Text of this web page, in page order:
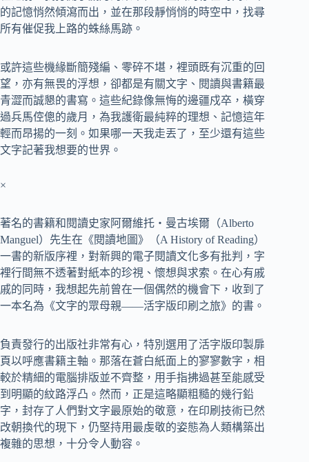
的記憶悄然傾瀉而出，並在那段靜悄悄的時空中，找尋
所有催促我上路的蛛絲馬跡。
或許這些機緣斷簡殘編、零碎不堪，裡頭既有沉重的回
望，亦有無畏的浮想，卻都是有關文字、閱讀與書籍最
青澀而誠懇的書寫。這些紀錄像無悔的邊疆戍卒，橫穿
過兵馬倥傯的歲月，為我護衛最純粹的理想、記憶這年
輕而昂揚的一刻。如果哪一天我走丟了，至少還有這些
文字記著我想要的世界。
×
著名的書籍和閱讀史家阿爾維托‧曼古埃爾（Alberto
Manguel）先生在《閱讀地圖》（A History of Reading）
一書的新版序裡，對新興的電子閱讀文化多有批判，字
裡行間無不透著對紙本的珍視、懷想與求索。在心有戚
戚的同時，我想起先前曾在一個偶然的機會下，收到了
一本名為《文字的眾母親——活字版印刷之旅》的書。
負責發行的出版社非常有心，特別選用了活字版印製扉
頁以呼應書籍主軸。那落在蒼白紙面上的寥寥數字，相
較於精細的電腦排版並不齊整，用手指拂過甚至能感受
到明顯的紋路浮凸。然而，正是這略顯粗糙的幾行鉛
字，封存了人們對文字最原始的敬意，在印刷技術已然
改朝換代的現下，仍堅持用最虔敬的姿態為人類構築出
複雜的思想，十分令人動容。